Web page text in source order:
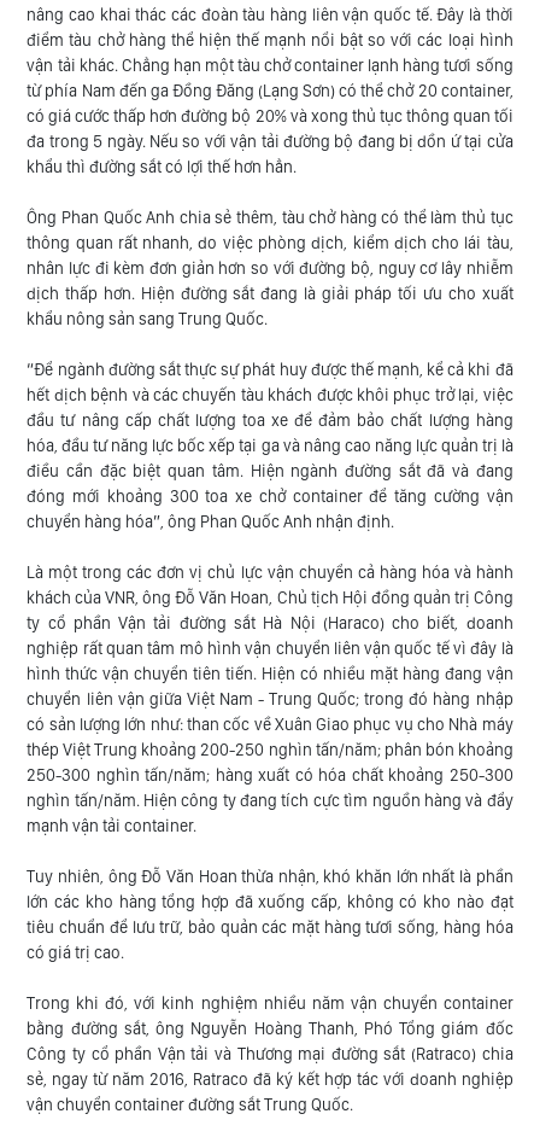
nâng cao khai thác các đoàn tàu hàng liên vận quốc tế. Đây là thời
điểm tàu chở hàng thể hiện thế mạnh nổi bật so với các loại hình
vận tải khác. Chẳng hạn một tàu chở container lạnh hàng tươi sống
từ phía Nam đến ga Đồng Đăng (Lạng Sơn) có thể chở 20 container,
có giá cước thấp hơn đường bộ 20% và xong thủ tục thông quan tối
đa trong 5 ngày. Nếu so với vận tải đường bộ đang bị dồn ứ tại cửa
khẩu thì đường sắt có lợi thế hơn hẳn.
Ông Phan Quốc Anh chia sẻ thêm, tàu chở hàng có thể làm thủ tục
thông quan rất nhanh, do việc phòng dịch, kiểm dịch cho lái tàu,
nhân lực đi kèm đơn giản hơn so với đường bộ, nguy cơ lây nhiễm
dịch thấp hơn. Hiện đường sắt đang là giải pháp tối ưu cho xuất
khẩu nông sản sang Trung Quốc.
“Để ngành đường sắt thực sự phát huy được thế mạnh, kể cả khi đã
hết dịch bệnh và các chuyến tàu khách được khôi phục trở lại, việc
đầu tư nâng cấp chất lượng toa xe để đảm bảo chất lượng hàng
hóa, đầu tư năng lực bốc xếp tại ga và nâng cao năng lực quản trị là
điều cần đặc biệt quan tâm. Hiện ngành đường sắt đã và đang
đóng mới khoảng 300 toa xe chở container để tăng cường vận
chuyển hàng hóa”, ông Phan Quốc Anh nhận định.
Là một trong các đơn vị chủ lực vận chuyển cả hàng hóa và hành
khách của VNR, ông Đỗ Văn Hoan, Chủ tịch Hội đồng quản trị Công
ty cổ phần Vận tải đường sắt Hà Nội (Haraco) cho biết, doanh
nghiệp rất quan tâm mô hình vận chuyển liên vận quốc tế vì đây là
hình thức vận chuyển tiên tiến. Hiện có nhiều mặt hàng đang vận
chuyển liên vận giữa Việt Nam - Trung Quốc; trong đó hàng nhập
có sản lượng lớn như: than cốc về Xuân Giao phục vụ cho Nhà máy
thép Việt Trung khoảng 200-250 nghìn tấn/năm; phân bón khoảng
250-300 nghìn tấn/năm; hàng xuất có hóa chất khoảng 250-300
nghìn tấn/năm. Hiện công ty đang tích cực tìm nguồn hàng và đẩy
mạnh vận tải container.
Tuy nhiên, ông Đỗ Văn Hoan thừa nhận, khó khăn lớn nhất là phần
lớn các kho hàng tổng hợp đã xuống cấp, không có kho nào đạt
tiêu chuẩn để lưu trữ, bảo quản các mặt hàng tươi sống, hàng hóa
có giá trị cao.
Trong khi đó, với kinh nghiệm nhiều năm vận chuyển container
bằng đường sắt, ông Nguyễn Hoàng Thanh, Phó Tổng giám đốc
Công ty cổ phần Vận tải và Thương mại đường sắt (Ratraco) chia
sẻ, ngay từ năm 2016, Ratraco đã ký kết hợp tác với doanh nghiệp
vận chuyển container đường sắt Trung Quốc.